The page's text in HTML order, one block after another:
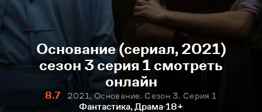
Основание (сериал, 2021)
сезон 3 серия 1 смотреть
онлайн
8.7
2021, Основание. Сезон 3. Серия 1
Фантастика, Драма 18+